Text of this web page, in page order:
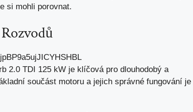
si mohli porovnat.
2.0 TDI 125 kW je klíčová pro dlouhodobý a
součást motoru a jejich správné fungování je